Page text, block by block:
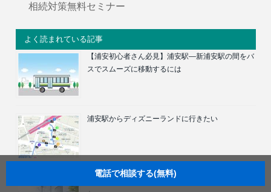
相続対策無料セミナー
よく読まれている記事
【浦安初心者さん必見】浦安駅―新浦安駅の間をバ
スでスムーズに移動するには
浦安駅からディズニーランドに行きたい
浦安に住みたい人が知っておいた方がいい5つのこ
電話で相談する(無料)